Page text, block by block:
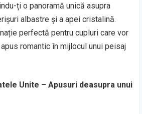
ți o panoramă unică asupra
albastre și a apei cristalină.
perfectă pentru cupluri care vor
romantic în mijlocul unui peisaj
Unite – Apusuri deasupra unui